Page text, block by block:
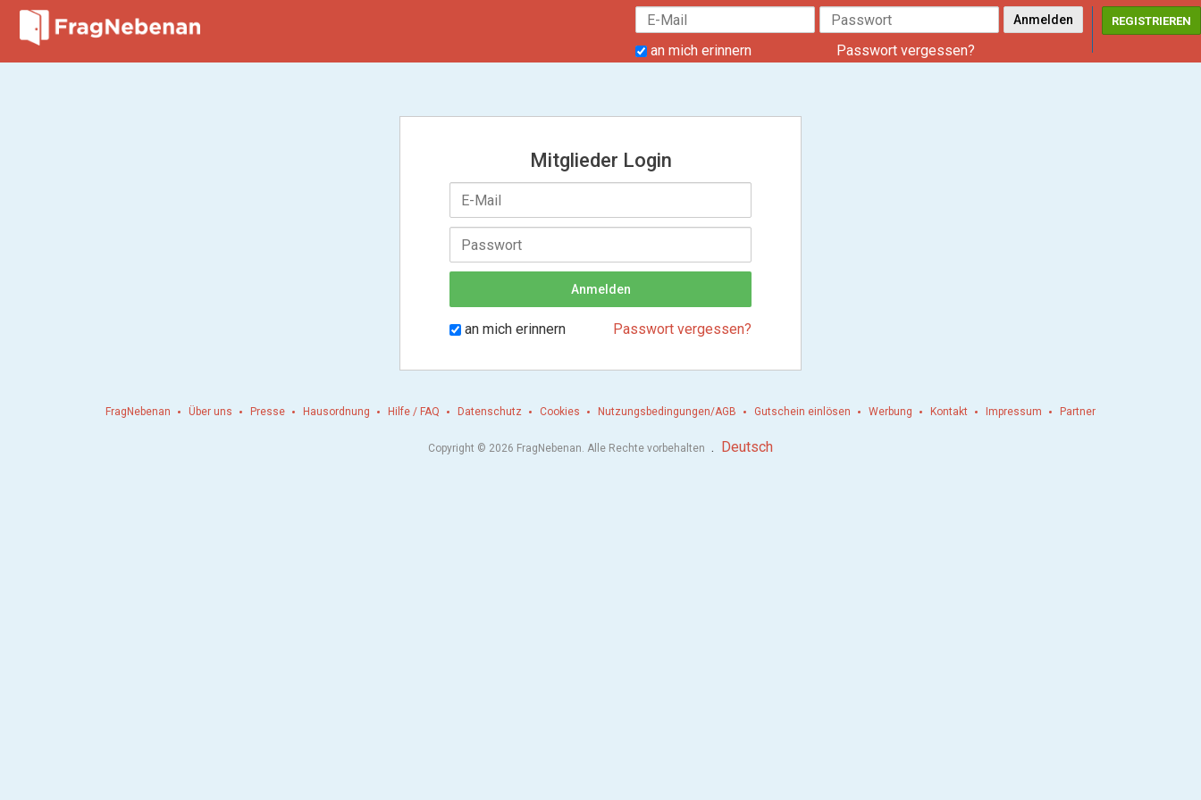
an mich erinnern Passwort vergessen?
REGISTRIEREN
Mitglieder Login
an mich erinnern Passwort vergessen?
FragNebenan Über uns Presse Hausordnung Hilfe / FAQ Datenschutz Cookies Nutzungsbedingungen/AGB Gutschein einlösen Werbung Kontakt Impressum Partner
Copyright © 2026 FragNebenan. Alle Rechte vorbehalten . Deutsch